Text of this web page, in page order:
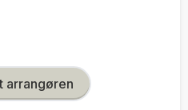
arrangøren